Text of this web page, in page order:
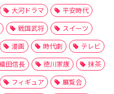
大河ドラマ
平安時代
戦国武将
スイーツ
漫画 時代劇
テレビ
田信長 徳川家康
抹茶
フィギュア
展覧会